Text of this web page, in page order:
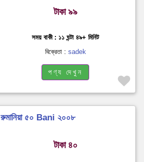
টাকা ৯৯
সময় বাকী : ১১ ঘন্টা ৪৯+ মিনিট
বিক্রেতা : sadek
পণ্য দেখুন
রুমানিয়া ৫০ Bani ২০০৮
টাকা ৪০